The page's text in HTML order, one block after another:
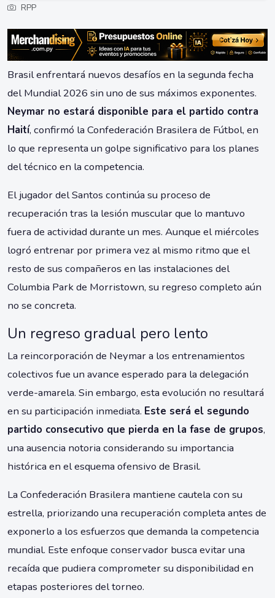
RPP
Brasil enfrentará nuevos desafíos en la segunda fecha
del Mundial 2026 sin uno de sus máximos exponentes.
Neymar no estará disponible para el partido contra
Haití, confirmó la Confederación Brasilera de Fútbol, en
lo que representa un golpe significativo para los planes
del técnico en la competencia.
El jugador del Santos continúa su proceso de
recuperación tras la lesión muscular que lo mantuvo
fuera de actividad durante un mes. Aunque el miércoles
logró entrenar por primera vez al mismo ritmo que el
resto de sus compañeros en las instalaciones del
Columbia Park de Morristown, su regreso completo aún
no se concreta.
Un regreso gradual pero lento
La reincorporación de Neymar a los entrenamientos
colectivos fue un avance esperado para la delegación
verde-amarela. Sin embargo, esta evolución no resultará
en su participación inmediata. Este será el segundo
partido consecutivo que pierda en la fase de grupos,
una ausencia notoria considerando su importancia
histórica en el esquema ofensivo de Brasil.
La Confederación Brasilera mantiene cautela con su
estrella, priorizando una recuperación completa antes de
exponerlo a los esfuerzos que demanda la competencia
mundial. Este enfoque conservador busca evitar una
recaída que pudiera comprometer su disponibilidad en
etapas posteriores del torneo.